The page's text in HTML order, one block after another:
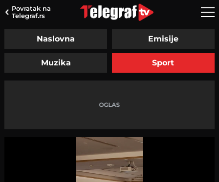
Povratak na
Telegraf.rs
Naslovna Emisije
Muzika Sport